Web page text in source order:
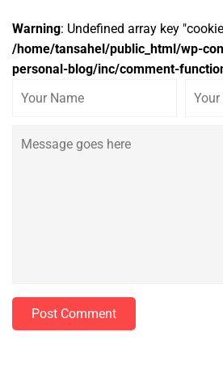
Warning: Undefined array key
/home/tansahel/public_html/wp-
personal-blog/inc/comment-
Post Comment